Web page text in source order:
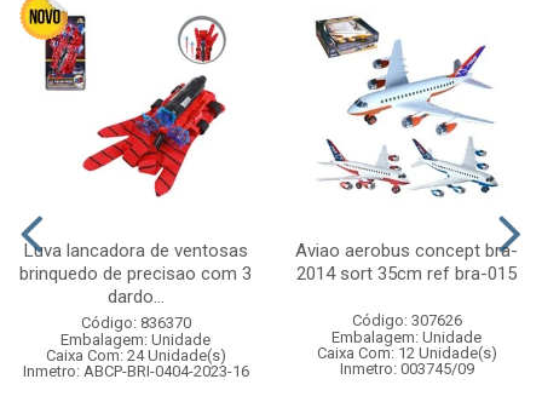
Luva lancadora de ventosas
brinquedo de precisao com 3
dardo...
Código: 836370
Embalagem: Unidade
Caixa Com: 24 Unidade(s)
Inmetro: ABCP-BRI-0404-2023-16
Aviao aerobus concept bra-
2014 sort 35cm ref bra-015
Código: 307626
Embalagem: Unidade
Caixa Com: 12 Unidade(s)
Inmetro: 003745/09